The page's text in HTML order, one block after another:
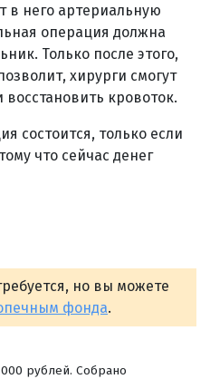
в него артериальную
операция должна
Только после этого,
хирурги смогут
кровоток.
состоится, только если
что сейчас денег
но вы можете
фонда.
рублей. Собрано